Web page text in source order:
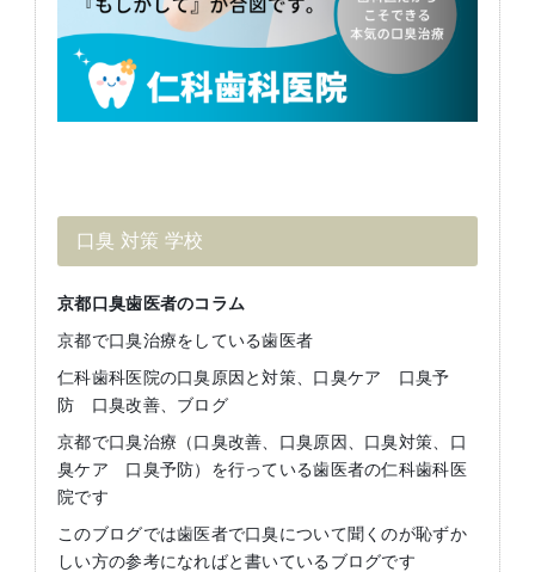
口臭 対策 学校
京都口臭歯医者のコラム
京都で口臭治療をしている歯医者
仁科歯科医院の口臭原因と対策、口臭ケア 口臭予
防 口臭改善、ブログ
京都で口臭治療（口臭改善、口臭原因、口臭対策、口
臭ケア 口臭予防）を行っている歯医者の仁科歯科医
院です
このブログでは歯医者で口臭について聞くのが恥ずか
しい方の参考になればと書いているブログです